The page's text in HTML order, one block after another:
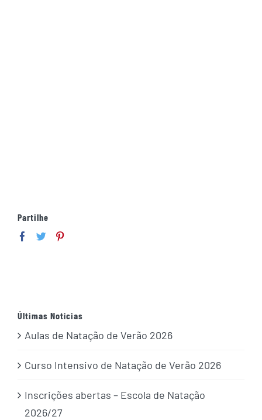
Partilhe
Últimas Notícias
Aulas de Natação de Verão 2026
Curso Intensivo de Natação de Verão 2026
Inscrições abertas – Escola de Natação
2026/27